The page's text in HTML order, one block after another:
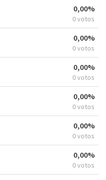
0,00%
0 votos
0,00%
0 votos
0,00%
0 votos
0,00%
0 votos
0,00%
0 votos
0,00%
0 votos